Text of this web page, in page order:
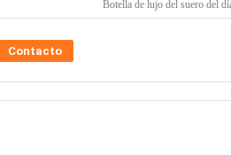
Botella de lujo del suero del
Contacto